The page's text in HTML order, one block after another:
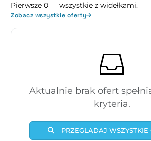
Pierwsze 0 — wszystkie z widełkami.
Zobacz wszystkie oferty
Aktualnie brak ofert
kryteria.
PRZEGLĄDAJ WSZYSTKIE